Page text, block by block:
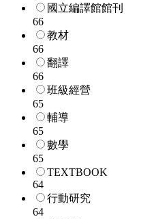
國立編譯館館刊
66
教材
66
翻譯
66
班級經營
65
輔導
65
數學
65
TEXTBOOK
64
行動研究
64